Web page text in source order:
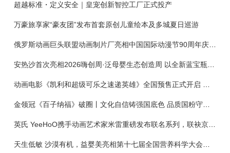
超越标准・定义安全｜皇宠创新智控工厂正式投产
万豪旅享家“豪友团”发布首套原创儿童绘本及多城夏日巡游
俄罗斯动画巨头联盟动画制片厂亮相中国国际动漫节90周年庆开启中国之旅新篇章
金领冠《百子纳福》破圈丨文化自信铸强国底色 品质国粉守护新生
英氏 YeeHoO携手动画艺术家米雷重磅发布联名系列，联袂京东深化全渠道战略